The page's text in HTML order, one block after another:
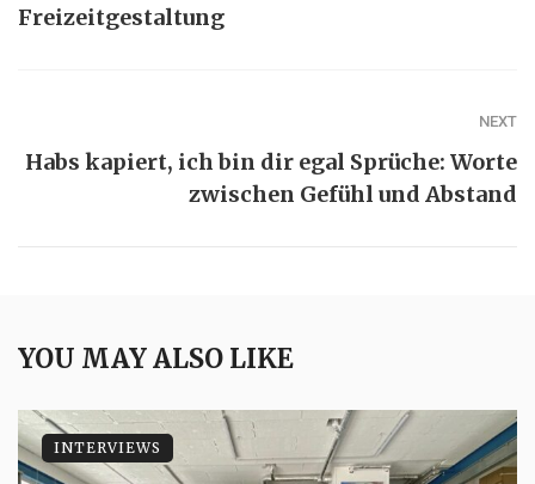
Freizeitgestaltung
NEXT
Habs kapiert, ich bin dir egal Sprüche: Worte
zwischen Gefühl und Abstand
YOU MAY ALSO LIKE
INTERVIEWS